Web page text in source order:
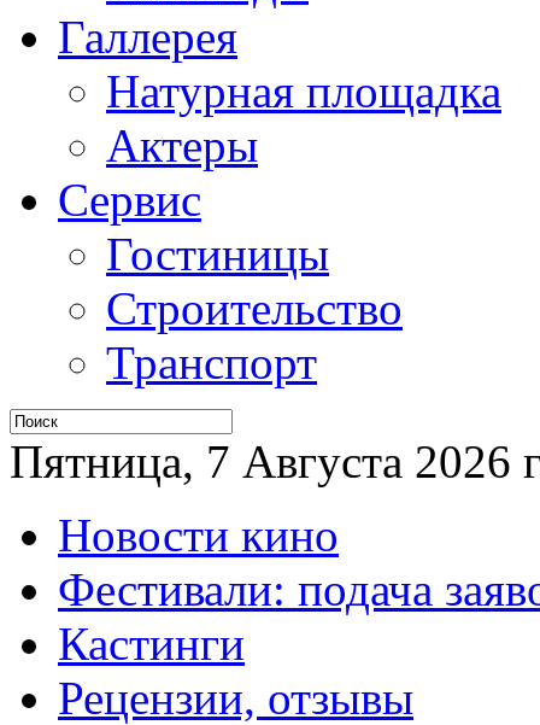
Галлерея
Натурная площадка
Актеры
Сервис
Гостиницы
Строительство
Транспорт
Пятница, 7 Августа 2026
Новости кино
Фестивали: подача
Кастинги
Рецензии, отзывы